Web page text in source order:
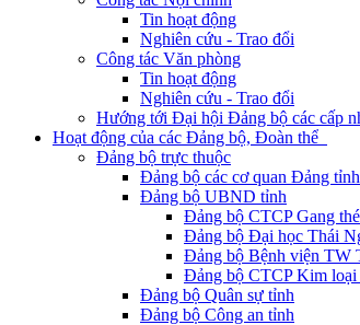
Tin hoạt động
Nghiên cứu - Trao đổi
Công tác Văn phòng
Tin hoạt động
Nghiên cứu - Trao đổi
Hướng tới Đại hội Đảng bộ các cấp
Hoạt động của các Đảng bộ, Đoàn thể
Đảng bộ trực thuộc
Đảng bộ các cơ quan Đảng tỉnh
Đảng bộ UBND tỉnh
Đảng bộ CTCP Gang
Đảng bộ Đại học Thái
Đảng bộ Bệnh viện TW
Đảng bộ CTCP Kim
Đảng bộ Quân sự tỉnh
Đảng bộ Công an tỉnh